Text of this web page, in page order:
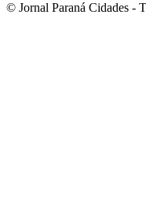
© Jornal Paraná Cidades -